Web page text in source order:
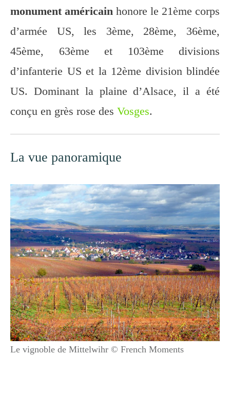
monument américain honore le 21ème corps
d’armée US, les 3ème, 28ème, 36ème,
45ème, 63ème et 103ème divisions
d’infanterie US et la 12ème division blindée
US. Dominant la plaine d’Alsace, il a été
conçu en grès rose des Vosges.
La vue panoramique
Le vignoble de Mittelwihr © French Moments